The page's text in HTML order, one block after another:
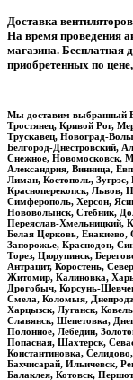
Доставка
На время проведения
магазина. Бесплатная
приобретенных по
Мы доставим выбранный
Тростянец, Кривой Рог,
Трускавец, Новоград-
Белгород-Днестровский,
Снежное, Новомосковск,
Александрия, Винница,
Лиман, Костополь,
Красноперекопск, Львов,
Симферополь, Херсон,
Нововолынск, Стебник,
Переяслав-Хмельницкий,
Белая Церковь,
Запорожье, Краснодон,
Торез, Цюрупинск,
Антрацит, Коростень,
Житомир, Калиновка,
Дрогобыч, Корсунь-
Смела, Коломыя,
Харцызск, Луганск,
Славянск, Шепетовка,
Полонное, Лебедин,
Попасная, Шахтерск,
Константиновка,
Бахчисарай, Ильичевск,
Балаклея, Котовск,